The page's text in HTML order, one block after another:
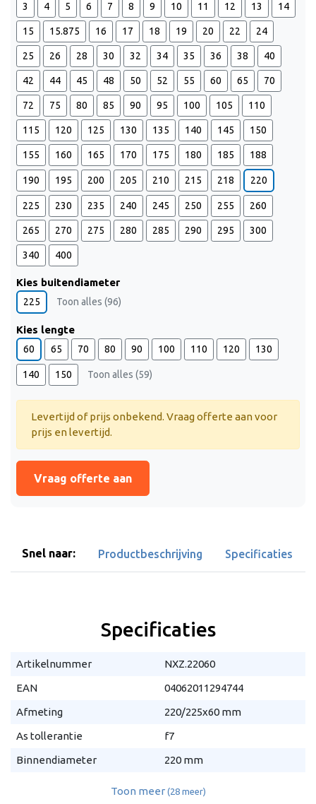
3 4 5 6 7 8 9 10 11 12 13 14
15 15.875 16 17 18 19 20 22 24
25 26 28 30 32 34 35 36 38 40
42 44 45 48 50 52 55 60 65 70
72 75 80 85 90 95 100 105 110
115 120 125 130 135 140 145 150
155 160 165 170 175 180 185 188
190 195 200 205 210 215 218 220
225 230 235 240 245 250 255 260
265 270 275 280 285 290 295 300
340 400
Kies buitendiameter
225 Toon alles (96)
Kies lengte
60 65 70 80 90 100 110 120 130
140 150 Toon alles (59)
Levertijd of prijs onbekend. Vraag offerte aan voor
prijs en levertijd.
Vraag offerte aan
Snel naar: Productbeschrijving Specificaties
Specificaties
Artikelnummer
NXZ.22060
EAN
04062011294744
Afmeting
220/225x60 mm
As tollerantie
f7
Binnendiameter
220 mm
Toon meer (28 meer)